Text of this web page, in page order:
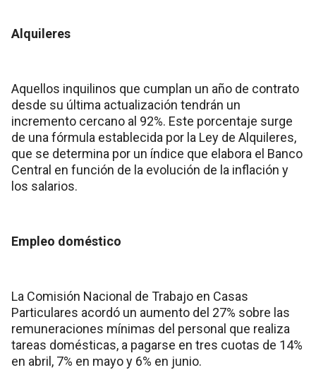
Alquileres
Aquellos inquilinos que cumplan un año de contrato
desde su última actualización tendrán un
incremento cercano al 92%. Este porcentaje surge
de una fórmula establecida por la Ley de Alquileres,
que se determina por un índice que elabora el Banco
Central en función de la evolución de la inflación y
los salarios.
Empleo doméstico
La Comisión Nacional de Trabajo en Casas
Particulares acordó un aumento del 27% sobre las
remuneraciones mínimas del personal que realiza
tareas domésticas, a pagarse en tres cuotas de 14%
en abril, 7% en mayo y 6% en junio.